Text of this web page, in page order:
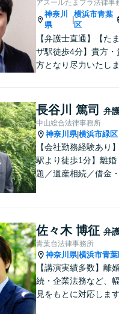
際は、お一人で悩ま
軽にご相談ください
アスールたまプラ法律事
神奈川
県
|
横浜市青葉
区
【弁護士直通】【た
ザ駅徒歩4分】貴方・
方となり尽力いたしま
すのでまずはお気軽
ください。
長谷川 篤司 弁
中山総合法律事務所
神奈川県|横浜市緑区
【会社勤務経験あり
駅より徒歩1分】離婚
題／遺産相続／借金・
る身近な問題を相談い
場所です。お気軽にご
ださい。
佐々木 博征 弁
青葉台法律事務所
神奈川県|横浜市青
【講演実績多数】離
続・企業法務など、
見をもとに対応しま